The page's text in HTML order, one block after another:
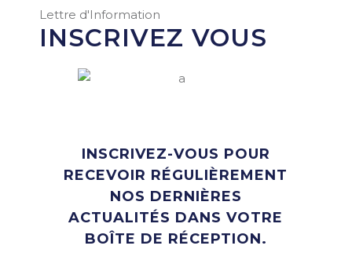
Lettre d'Information
INSCRIVEZ VOUS
INSCRIVEZ-VOUS POUR
RECEVOIR RÉGULIÈREMENT
NOS DERNIÈRES
ACTUALITÉS DANS VOTRE
BOÎTE DE RÉCEPTION.